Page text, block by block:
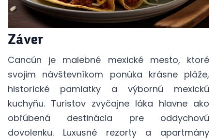
Záver
Cancún je malebné mexické mesto, ktoré
svojim návštevníkom ponúka krásne pláže,
historické pamiatky a výbornú mexickú
kuchyňu. Turistov zvyčajne láka hlavne ako
obľúbená destinácia pre oddychovú
dovolenku. Luxusné rezorty a apartmány